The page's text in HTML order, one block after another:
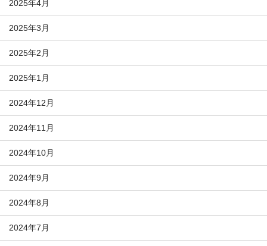
2025年4月
2025年3月
2025年2月
2025年1月
2024年12月
2024年11月
2024年10月
2024年9月
2024年8月
2024年7月